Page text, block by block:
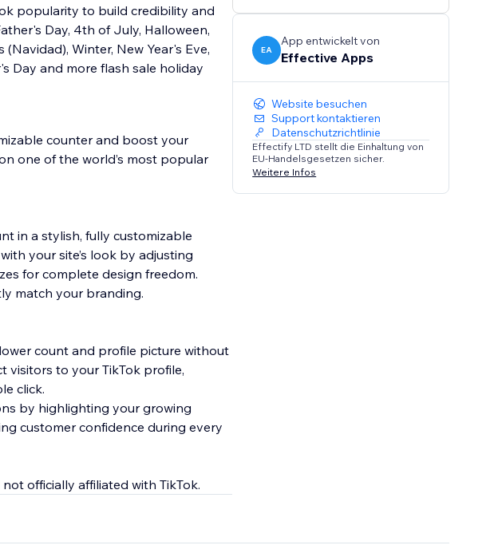
popularity to build credibility and
Day, 4th of July, Halloween,
Winter, New Year's Eve,
Day and more flash sale holiday
counter and boost your
one of the world’s most popular
in a stylish, fully customizable
your site’s look by adjusting
for complete design freedom.
match your branding.
count and profile picture without
visitors to your TikTok profile,
click.
by highlighting your growing
customer confidence during every
officially affiliated with TikTok.
EA
App entwickelt von
Effective Apps
Website besuchen
Support kontaktieren
Datenschutzrichtlinie
Effectify LTD stellt die Einhaltung von
EU-Handelsgesetzen sicher.
Weitere Infos